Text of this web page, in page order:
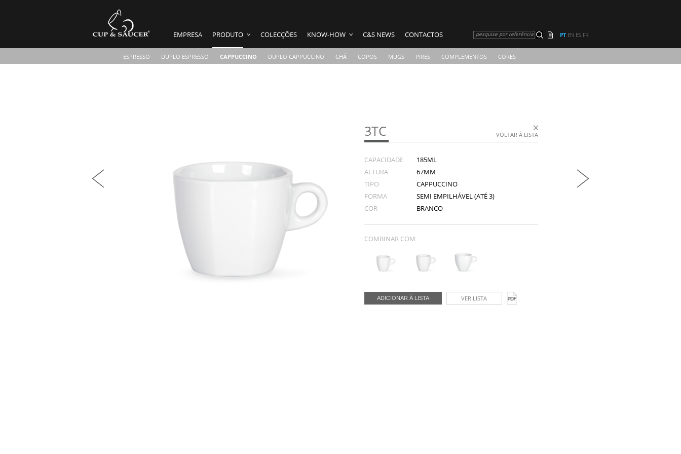
EMPRESA PRODUTO
ESPRESSO DUPLO ESPRESSO CAPPUCCINO DUPLO CAPPUCCINO CHÁ COPOS MUGS PIRES COMPLEMENTOS CORES
COLECÇÕES KNOW-HOW C&S NEWS CONTACTOS pesquise por referência PT EN ES FR
VOLTAR À LISTA
3TC
CAPACIDADE
185ML
ALTURA
67MM
TIPO
CAPPUCCINO
FORMA
SEMI EMPILHÁVEL (ATÉ 3)
COR
BRANCO
COMBINAR COM
VER LISTA